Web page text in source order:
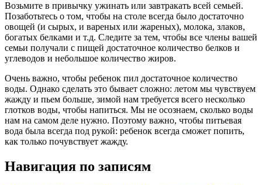
Возьмите в привычку ужинать или завтракать всей семьей.
Позаботьтесь о том, чтобы на столе всегда было достаточно
овощей (и сырых, и вареных или жареных), молока, злаков,
богатых белками и т.д. Следите за тем, чтобы все члены вашей
семьи получали с пищей достаточное количество белков и
углеводов и небольшое количество жиров.
Очень важно, чтобы ребенок пил достаточное количество
воды. Однако сделать это бывает сложно: летом мы чувствуем
жажду и пьем больше, зимой нам требуется всего несколько
глотков воды, чтобы напиться. Мы не осознаем, сколько воды
нам на самом деле нужно. Поэтому важно, чтобы питьевая
вода была всегда под рукой: ребенок всегда сможет попить,
как только почувствует жажду.
Навигация по записям